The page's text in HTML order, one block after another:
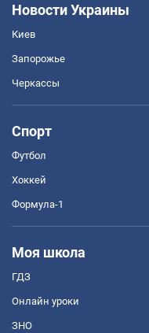
Новости Украины
Киев
Запорожье
Черкассы
Спорт
Футбол
Хоккей
Формула-1
Моя школа
ГДЗ
Онлайн уроки
ЗНО